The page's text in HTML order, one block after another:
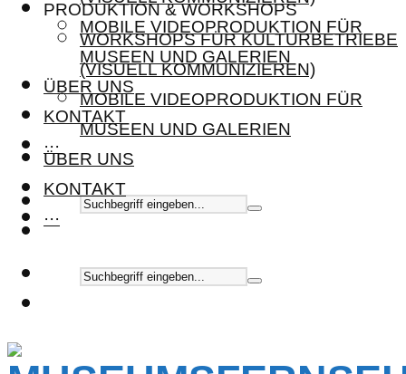
MOBILE VIDEOPRODUKTION FÜR
MUSEEN UND GALERIEN
ÜBER UNS
KONTAKT
···
PRODUKTION & WORKSHOPS
WORKSHOPS FÜR KULTURBETRIEBE
(VISUELL KOMMUNIZIEREN)
MOBILE VIDEOPRODUKTION FÜR
MUSEEN UND GALERIEN
ÜBER UNS
KONTAKT
···